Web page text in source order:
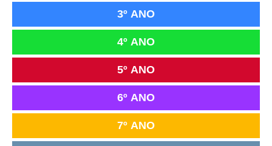
3º ANO
4º ANO
5º ANO
6º ANO
7º ANO